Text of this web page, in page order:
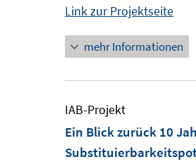
Link zur Projektseite
mehr Informationen
IAB-Projekt
Ein Blick zurück 10